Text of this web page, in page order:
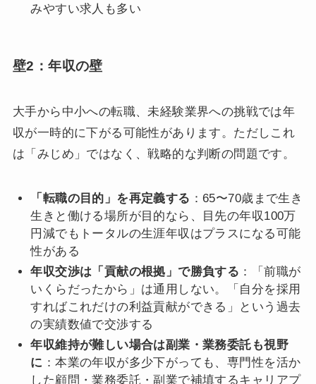
みやすい求人も多い
壁2：年収の壁
大手から中小への転職、未経験業界への挑戦では年
収が一時的に下がる可能性があります。ただしこれ
は「みじめ」ではなく、戦略的な判断の問題です。
「転職の目的」を再定義する ：65〜70歳まで生き
生きと働ける場所が目的なら、目先の年収100万
円減でもトータルの生涯年収はプラスになる可能
性がある
年収交渉は「貢献の根拠」で勝負する ：「前職が
いくらだったから」は通用しない。「自分を採用
すればこれだけの利益貢献ができる」という過去
の実績数値で交渉する
年収維持が難しい場合は副業・業務委託も視野
に ：本業の年収が多少下がっても、専門性を活か
した顧問・業務委託・副業で補填するキャリアプ